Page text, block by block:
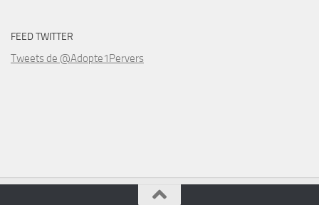
FEED TWITTER
Tweets de @Adopte1Pervers